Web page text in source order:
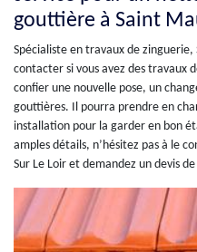
gouttière à Saint
Spécialiste en travaux de
contacter si vous avez des travaux
confier une nouvelle pose, un
gouttières. Il pourra prendre en
installation pour la garder en bon
amples détails, n’hésitez pas à le
Sur Le Loir et demandez un devis